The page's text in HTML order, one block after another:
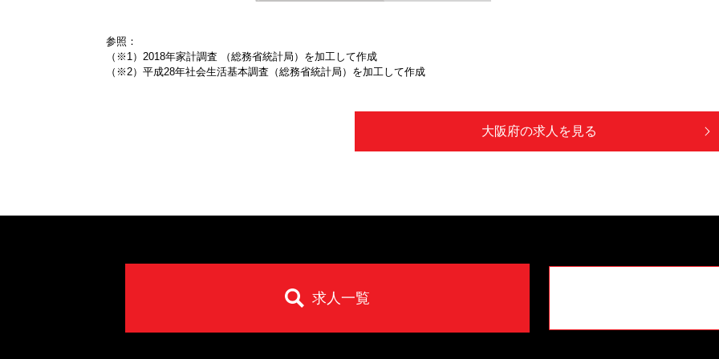
参照：
（※1）2018年家計調査 （総務省統計局）を加工して作成
（※2）平成28年社会生活基本調査（総務省統計局）を加工して作成
大阪府の求人を見る
求人一覧